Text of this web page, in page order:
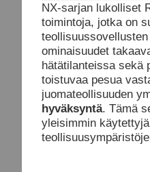
NX-sarjan lukolliset
toimintoja, jotka on
ominaisuudet
hätätilanteissa sekä
toistuvaa pesua
juomateollisuuden
hyväksyntä. Tämä
yleisimmin